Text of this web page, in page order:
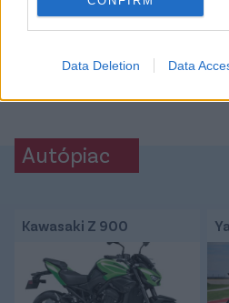
Data Deletion Data
#MAGYAR FOCI
#NAPOLI
Autópiac
Kawasaki Z 900